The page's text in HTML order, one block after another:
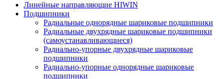
Линейные направляющие HIWIN
Подшипники
Радиальные однорядные шариковые подшипники
Радиальные двухрядные шариковые подшипники
(самоустанавливающиеся)
Радиально-упорные двухрядные шариковые
подшипники
Радиально-упорные однорядные шариковые
подшипники